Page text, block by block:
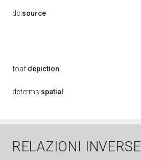
dc:source
foaf:depiction
dcterms:spatial
RELAZIONI INVERSE